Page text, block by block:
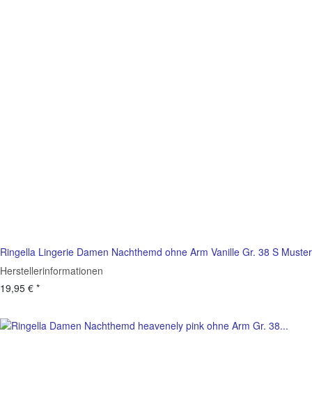
Ringella Lingerie Damen Nachthemd ohne Arm Vanille Gr. 38 S Muster
Herstellerinformationen
19,95 € *